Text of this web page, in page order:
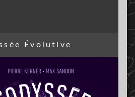
Évolutive